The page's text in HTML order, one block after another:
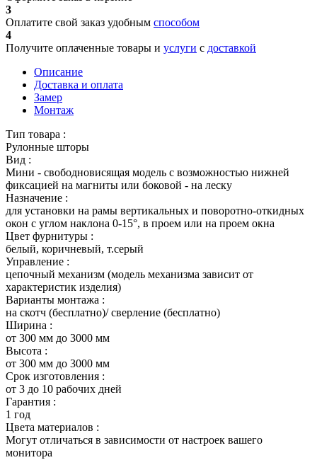
3
Оплатите свой заказ удобным способом
4
Получите оплаченные товары и услуги с доставкой
Описание
Доставка и оплата
Замер
Монтаж
Тип товара :
Рулонные шторы
Вид :
Мини - свободновисящая модель с возможностью нижней
фиксацией на магниты или боковой - на леску
Назначение :
для установки на рамы вертикальных и поворотно-откидных
окон с углом наклона 0-15°, в проем или на проем окна
Цвет фурнитуры :
белый, коричневый, т.серый
Управление :
цепочный механизм (модель механизма зависит от
характеристик изделия)
Варианты монтажа :
на скотч (бесплатно)/ сверление (бесплатно)
Ширина :
от 300 мм до 3000 мм
Высота :
от 300 мм до 3000 мм
Срок изготовления :
от 3 до 10 рабочих дней
Гарантия :
1 год
Цвета материалов :
Могут отличаться в зависимости от настроек вашего
монитора